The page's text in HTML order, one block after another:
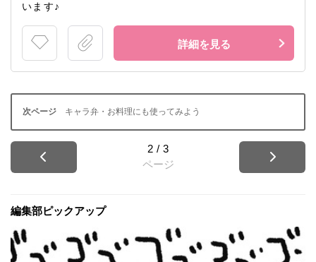
います♪
詳細を見る
キャラ弁・お料理にも使ってみよう
2 / 3
ページ
編集部ピックアップ